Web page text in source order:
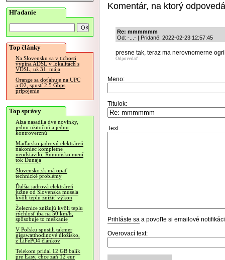
Hľadanie
Top články
Na Slovensku sa v tichosti
vypína ADSL v lokalitách s
VDSL, už 31. mája
Orange sa doťahuje na UPC
a O2, spustí 2.5 Gbps
pripojenie
Top správy
Alza nasadila dve novinky,
jednu užitočnú a jednu
kontroverznú
Maďarsko jadrovú elektráreň
nakoniec kompletne
neodstavilo, Rumunsko mení
tok Dunaja
Slovensko.sk má opäť
technické problémy
Ďalšia jadrová elektráreň
južne od Slovenska musela
kvôli teplu znížiť výkon
Železnice znižujú kvôli teplu
rýchlosť iba na 50 km/h,
spôsobuje to meškanie
V Poľsku spustili takmer
gigawatthodinové úložisko,
z LiFePO4 článkov
Telekom pridal 12 GB balík
pre Easy, chce zaň 12 eur
Komentár, na ktorý
Re: mmmmmm
Od: -...- | Pridané: 2022-02-23 12:57:45
presne tak, teraz ma nerovnomerne
Odpovedať
Meno:
Titulok:
Text:
Prihláste sa a povoľte si emailové
Overovací text: